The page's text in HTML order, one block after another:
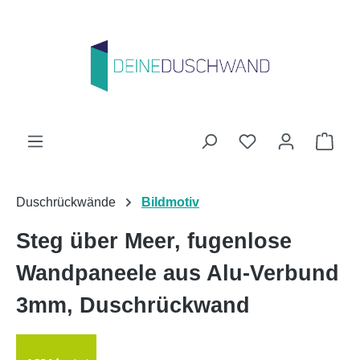
Du hast 0
Duschrückwände Bildmotiv
Steg über Meer, fugenlose
Wandpaneele aus Alu-Verbund
3mm, Duschrückwand